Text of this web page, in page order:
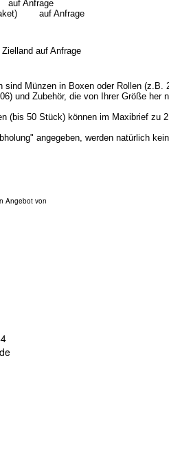
Paket) auf Anfrage
auf Anfrage
sind Münzen in Boxen oder Rollen (z.B.
und Zubehör, die von Ihrer Größe her
(bis 50 Stück) können im Maxibrief zu
angegeben, werden natürlich
Angebot von